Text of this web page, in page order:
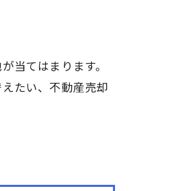
当てはまります。
たい、不動産売却